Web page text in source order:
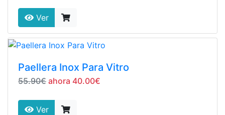
Ver
Paellera Inox Para Vitro
55.90€ ahora 40.00€
Ver